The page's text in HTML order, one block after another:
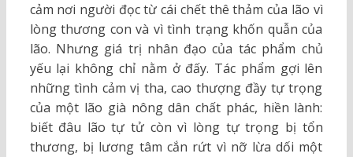
cảm nơi người đọc từ cái chết thê thảm của lão vì
lòng thương con và vì tình trạng khốn quẫn của
lão. Nhưng giá trị nhân đạo của tác phẩm chủ
yếu lại không chỉ nằm ở đấy. Tác phẩm gợi lên
những tình cảm vị tha, cao thượng đầy tự trọng
của một lão già nông dân chất phác, hiền lành:
biết đâu lão tự tử còn vì lòng tự trọng bị tổn
thương, bị lương tâm cắn rứt vì nỡ lừa dối một